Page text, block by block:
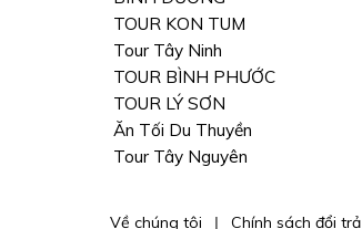
TOUR KON TUM
Tour Tây Ninh
TOUR BÌNH PHƯỚC
TOUR LÝ SƠN
Ăn Tối Du Thuyền
Tour Tây Nguyên
Về chúng tôi Chính sách đổi trả